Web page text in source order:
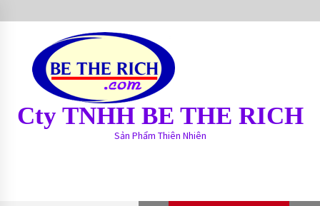
k
Cty TNHH BE THE RICH
Sản Phẩm Thiên Nhiên